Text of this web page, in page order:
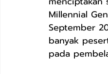
Millennial
September
banyak
pada